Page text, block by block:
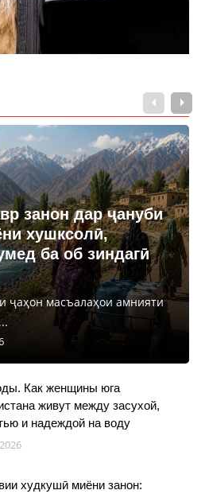
занон дар ҷануби
хушксолӣ,
ба об зиндагӣ
ҷаҳон масъалаҳои амнияти
Как женщины юга
живут между засухой,
и надеждой на воду
худкушӣ миёни занон: